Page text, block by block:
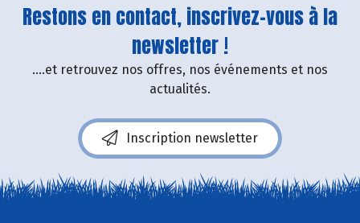
Restons en contact, inscrivez-vous à la
newsletter !
....et retrouvez nos offres, nos événements et nos
actualités.
Inscription newsletter